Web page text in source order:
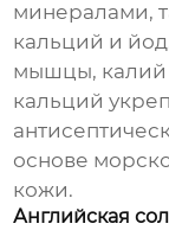
минералами,
кальций и
мышцы, калий
кальций
основе
кожи.
Английская